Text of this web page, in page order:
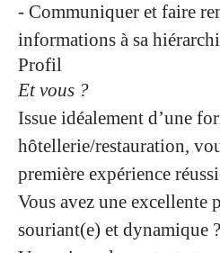
- Communiquer et faire
informations à sa
Profil
Et vous ?
Issue idéalement d’une
hôtellerie/restauration,
première expérience
Vous avez une excellente
souriant(e) et dynamique ?